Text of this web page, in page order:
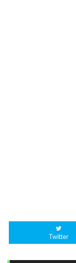
Twitter